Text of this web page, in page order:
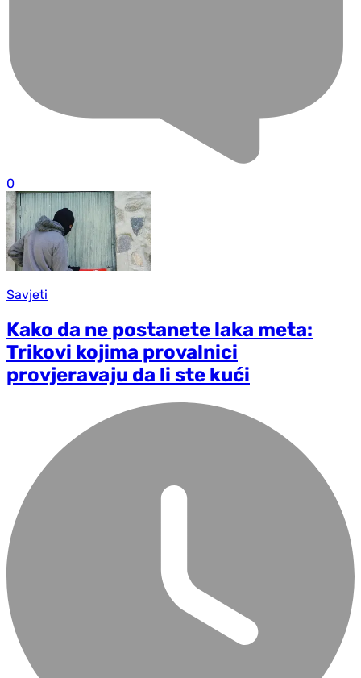
0
Savjeti
Kako da ne postanete laka meta:
Trikovi kojima provalnici
provjeravaju da li ste kući